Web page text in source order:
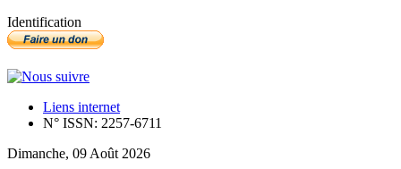
Identification
Liens internet
N° ISSN: 2257-6711
Dimanche, 09 Août 2026